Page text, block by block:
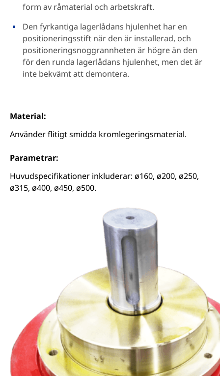
form av råmaterial och arbetskraft.
Den fyrkantiga lagerlådans hjulenhet har en
positioneringsstift när den är installerad, och
positioneringsnoggrannheten är högre än den
för den runda lagerlådans hjulenhet, men det är
inte bekvämt att demontera.
Material:
Använder flitigt smidda kromlegeringsmaterial.
Parametrar:
Huvudspecifikationer inkluderar: ø160, ø200, ø250,
ø315, ø400, ø450, ø500.